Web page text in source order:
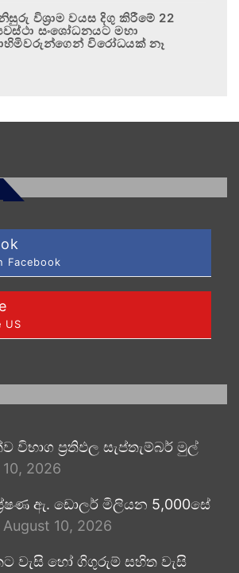
විශ්‍රාම වයස දිගු කිරීමේ 22
සංශෝධනයට මහා
විරෝධයක් නෑ
Facebook
US
විභාග ප්‍රතිඵල සැප්තැම්බර් මුල්
2026
ඇ. ඩොලර් මිලියන 5,000සේ
August 10, 2026
වැසි හෝ ගිගුරුම් සහිත වැසි